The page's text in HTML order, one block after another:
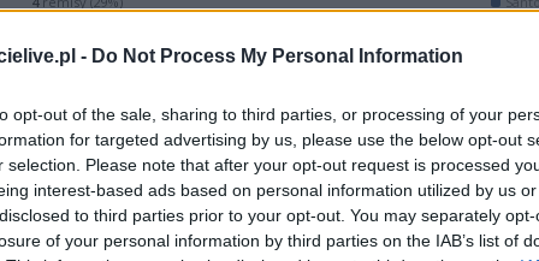
- Do Not Process My Personal Information
opt-out of the sale, sharing to third parties, or processing of your
for targeted advertising by us, please use the below opt-out
selection. Please note that after your opt-out request is processed
interest-based ads based on personal information utilized by us
to third parties prior to your opt-out. You may separately
of your personal information by third parties on the IAB’s list of